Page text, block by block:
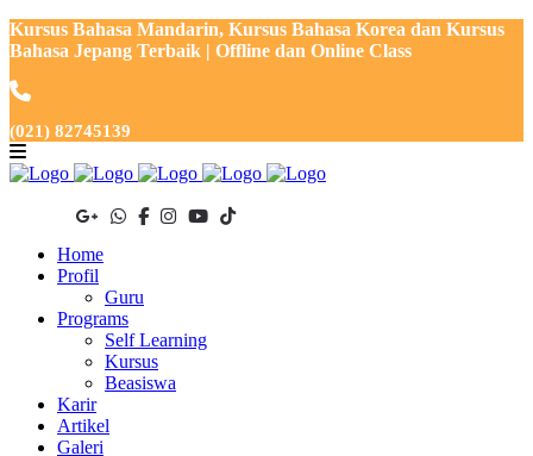
Kursus Bahasa Mandarin, Kursus Bahasa Korea dan Kursus
Bahasa Jepang Terbaik | Offline dan Online Class
(021) 82745139
Home
Profil
Guru
Programs
Self Learning
Kursus
Beasiswa
Karir
Artikel
Galeri